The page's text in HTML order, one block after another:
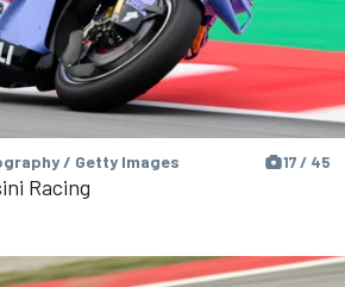
/ Getty Images 17 / 45
Racing